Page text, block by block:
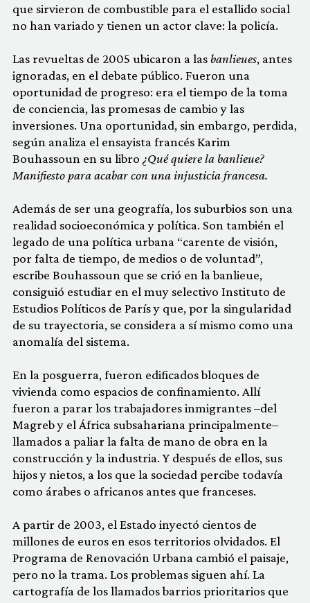
que sirvieron de combustible para el estallido social
no han variado y tienen un actor clave: la policía.
Las revueltas de 2005 ubicaron a las banlieues, antes
ignoradas, en el debate público. Fueron una
oportunidad de progreso: era el tiempo de la toma
de conciencia, las promesas de cambio y las
inversiones. Una oportunidad, sin embargo, perdida,
según analiza el ensayista francés Karim
Bouhassoun en su libro ¿Qué quiere la banlieue?
Manifiesto para acabar con una injusticia francesa.
Además de ser una geografía, los suburbios son una
realidad socioeconómica y política. Son también el
legado de una política urbana “carente de visión,
por falta de tiempo, de medios o de voluntad”,
escribe Bouhassoun que se crió en la banlieue,
consiguió estudiar en el muy selectivo Instituto de
Estudios Políticos de París y que, por la singularidad
de su trayectoria, se considera a sí mismo como una
anomalía del sistema.
En la posguerra, fueron edificados bloques de
vivienda como espacios de confinamiento. Allí
fueron a parar los trabajadores inmigrantes –del
Magreb y el África subsahariana principalmente–
llamados a paliar la falta de mano de obra en la
construcción y la industria. Y después de ellos, sus
hijos y nietos, a los que la sociedad percibe todavía
como árabes o africanos antes que franceses.
A partir de 2003, el Estado inyectó cientos de
millones de euros en esos territorios olvidados. El
Programa de Renovación Urbana cambió el paisaje,
pero no la trama. Los problemas siguen ahí. La
cartografía de los llamados barrios prioritarios que